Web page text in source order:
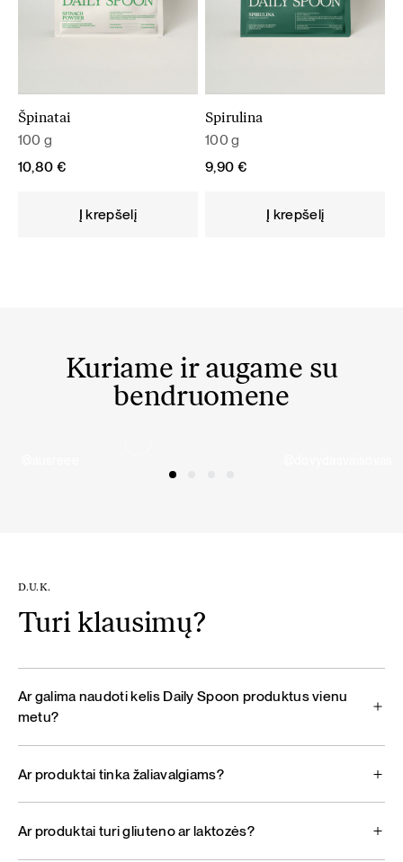
Špinatai
100 g
10,80 €
Į krepšelį
Spirulina
100 g
9,90 €
Į krepšelį
Kuriame ir augame su
bendruomene
D.U.K.
Turi klausimų?
Ar galima naudoti kelis Daily Spoon produktus vienu
metu?
Ar produktai tinka žaliavalgiams?
Ar produktai turi gliuteno ar laktozės?